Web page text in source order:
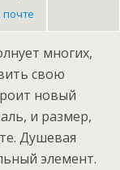
почте
многих,
свою
новый
и размер,
Душевая
элемент.